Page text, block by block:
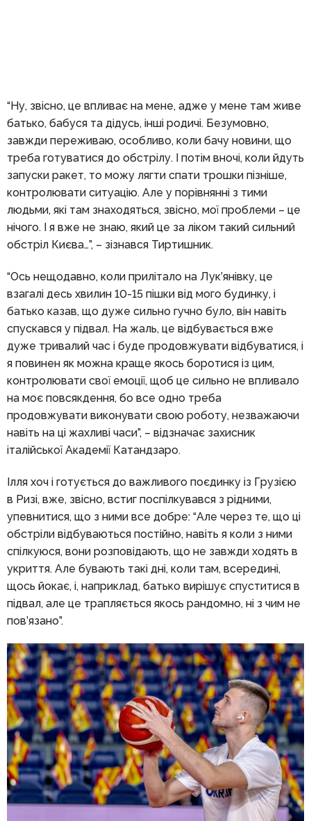
“Ну, звісно, це впливає на мене, адже у мене там живе
батько, бабуся та дідусь, інші родичі. Безумовно,
завжди переживаю, особливо, коли бачу новини, що
треба готуватися до обстрілу. І потім вночі, коли йдуть
запуски ракет, то можу лягти спати трошки пізніше,
контролювати ситуацію. Але у порівнянні з тими
людьми, які там знаходяться, звісно, мої проблеми – це
нічого. І я вже не знаю, який це за ліком такий сильний
обстріл Києва…”, – зізнався Тиртишник.
“Ось нещодавно, коли прилітало на Лук’янівку, це
взагалі десь хвилин 10-15 пішки від мого будинку, і
батько казав, що дуже сильно гучно було, він навіть
спускався у підвал. На жаль, це відбувається вже
дуже тривалий час і буде продовжувати відбуватися, і
я повинен як можна краще якось боротися із цим,
контролювати свої емоції, щоб це сильно не впливало
на моє повсякдення, бо все одно треба
продовжувати виконувати свою роботу, незважаючи
навіть на ці жахливі часи”, – відзначає захисник
італійської Академії Катандзаро.
Ілля хоч і готується до важливого поєдинку із Грузією
в Ризі, вже, звісно, встиг поспілкувався з рідними,
упевнитися, що з ними все добре: “Але через те, що ці
обстріли відбуваються постійно, навіть я коли з ними
спілкуюся, вони розповідають, що не завжди ходять в
укриття. Але бувають такі дні, коли там, всередині,
щось йокає, і, наприклад, батько вирішує спуститися в
підвал, але це трапляється якось рандомно, ні з чим не
пов’язано”.